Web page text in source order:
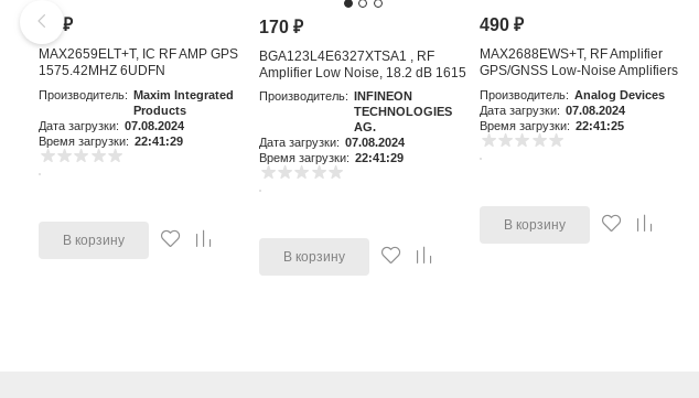
81₽
MAX2659ELT+T, IC RF AMP GPS
1575.42MHZ 6UDFN
Производитель: Maxim Integrated
Products
Дата загрузки: 07.08.2024
Время загрузки: 22:41:29
В корзину
170₽
BGA123L4E6327XTSA1 , RF
Amplifier Low Noise, 18.2 dB 1615
MHz, 4-Pin TSLP-4-11
Производитель: INFINEON
TECHNOLOGIES
AG.
Дата загрузки: 07.08.2024
Время загрузки: 22:41:29
В корзину
490₽
MAX2688EWS+T, RF Amplifier
GPS/GNSS Low-Noise Amplifiers
Производитель: Analog Devices
Дата загрузки: 07.08.2024
Время загрузки: 22:41:25
В корзину